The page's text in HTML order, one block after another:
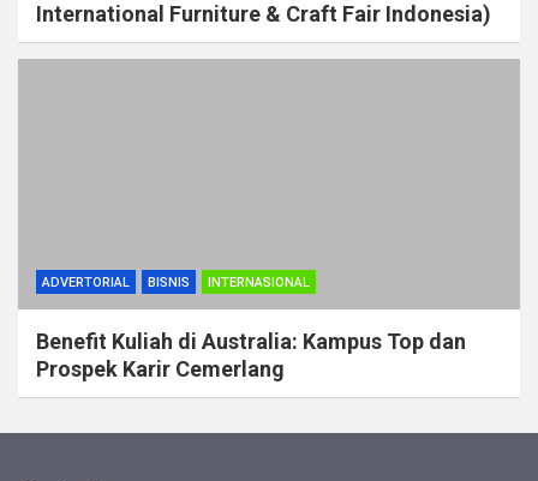
International Furniture & Craft Fair Indonesia)
ADVERTORIAL BISNIS INTERNASIONAL
Benefit Kuliah di Australia: Kampus Top dan
Prospek Karir Cemerlang